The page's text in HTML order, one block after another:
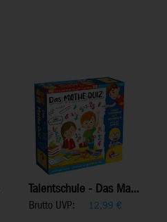
Talentschule - Das Ma...
Brutto UVP: 12,99 €